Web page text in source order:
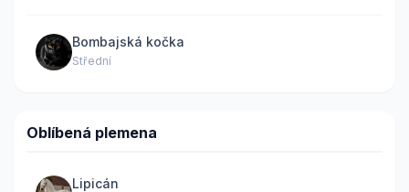
Bombajská kočka
Střední
Oblíbená plemena
Lipicán